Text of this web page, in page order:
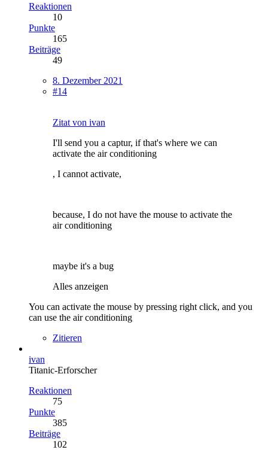
Reaktionen
10
Punkte
165
Beiträge
49
8. Dezember 2021
#14
Zitat von ivan
I'll send you a captur, if that's where we can
activate the air conditioning
, I cannot activate,
because, I do not have the mouse to activate the
air conditioning
maybe it's a bug
Alles anzeigen
You can activate the mouse by pressing right click, and you
can use the air conditioning
Zitieren
ivan
Titanic-Erforscher
Reaktionen
75
Punkte
385
Beiträge
102